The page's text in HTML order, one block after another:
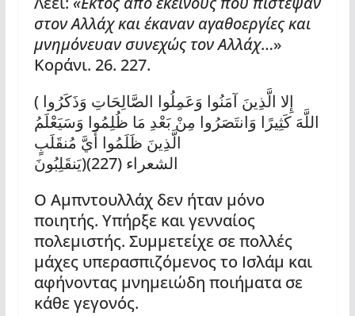
στον Αλλάχ και έκαναν αγαθοεργίες και
μνημόνευαν συνεχώς τον Αλλάχ…»
Κοράνι. 26. 227.
( إِلا الَّذِينَ آمَنُوا وَعَمِلُوا الصَّالِحَاتِ وَذَكَرُوا
اللَّهَ كَثِيرًا وَانتَصَرُوا مِنْ بَعْدِ مَا ظُلِمُوا وَسَيَعْلَمُ
الَّذِينَ ظَلَمُوا أَيَّ مُنقَلَبٍ
يَنقَلِبُونَ)الشعراء (227)
Ο Αμπντουλλάχ δεν ήταν μόνο
ποιητής. Υπήρξε και γενναίος
πολεμιστής. Συμμετείχε σε πολλές
μάχες υπερασπιζόμενος το Ισλάμ και
αφήνοντας μνημειώδη ποιήματα σε
κάθε γεγονός.